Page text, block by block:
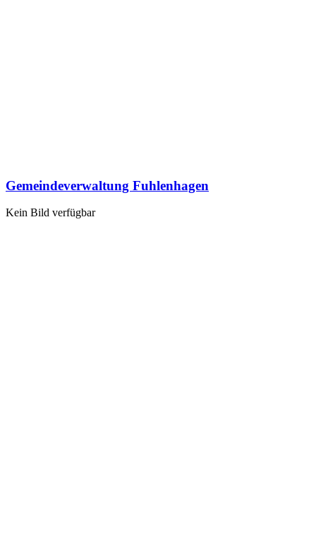
Gemeindeverwaltung Fuhlenhagen
Kein Bild verfügbar